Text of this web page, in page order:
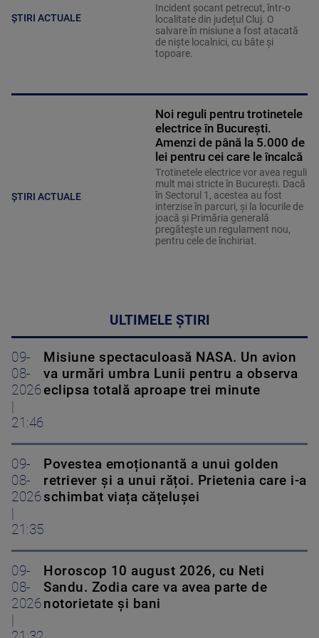
ȘTIRI ACTUALE
Incident șocant petrecut, într-o
localitate din județul Cluj. O
salvare în misiune a fost atacată
de niște localnici, cu bâte și
topoare.
ȘTIRI ACTUALE
Noi reguli pentru trotinetele
electrice în București.
Amenzi de până la 5.000 de
lei pentru cei care le încalcă
Trotinetele electrice vor avea reguli
mult mai stricte în București. Dacă
în Sectorul 1, acestea au fost
interzise în parcuri, și la locurile de
joacă și Primăria generală
pregătește un regulament nou,
pentru cele de închiriat.
ULTIMELE ȘTIRI
09-
08-
2026
21:46
Misiune spectaculoasă NASA. Un avion
va urmări umbra Lunii pentru a observa
eclipsa totală aproape trei minute
09-
08-
2026
21:35
Povestea emoționantă a unui golden
retriever și a unui rățoi. Prietenia care i-a
schimbat viața cățelușei
09-
08-
2026
Horoscop 10 august 2026, cu Neti
Sandu. Zodia care va avea parte de
notorietate și bani